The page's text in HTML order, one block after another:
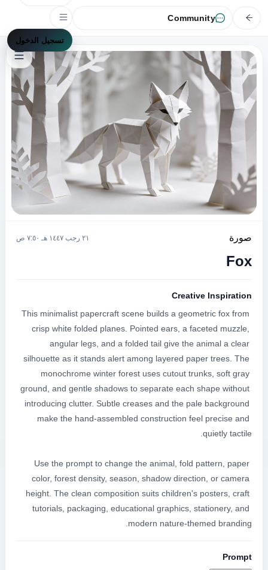
Community
تسجيل الدخول
صورة ٢١ رجب ١٤٤٧ هـ ٧:٥٠ ص
Fox
Creative Inspiration
This minimalist papercraft scene builds a geometric fox from
crisp white folded planes. Pointed ears, a faceted muzzle,
angular legs, and a folded tail give the animal a clear
silhouette as it stands alert among layered paper trees. The
monochrome winter forest uses cutout trunks, soft gray
ground, and gentle shadows to separate each shape without
introducing clutter. Subtle creases and the pale background
make the hand-assembled construction feel precise and
Use the prompt to change the animal, fold pattern, paper
color, forest density, season, shadow direction, or camera
height. The clean composition suits children's posters, craft
tutorials, packaging, educational graphics, stationery, and
modern nature-themed branding.
Prompt